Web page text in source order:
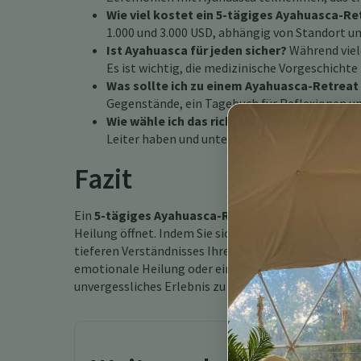
Wie viel kostet ein 5-tägiges Ayahuasca-
1.000 und 3.000 USD, abhängig von Standort
Ist Ayahuasca für jeden sicher? Während
Es ist wichtig, die medizinische
Was sollte ich zu einem Ayahuasca-
Gegenstände, ein Tagebuch für Reflexionen
Wie wähle ich das richtige Ayahuasca-
Leiter haben und unterstützende
Fazit
Ein 5-tägiges Ayahuasca-Retreat in Costa Rica
Heilung öffnet. Indem Sie sich auf dieses
tieferen Verständnisses Ihrer selbst und einer
emotionale Heilung oder einfach eine Pause vom
unvergessliches Erlebnis zu werden.